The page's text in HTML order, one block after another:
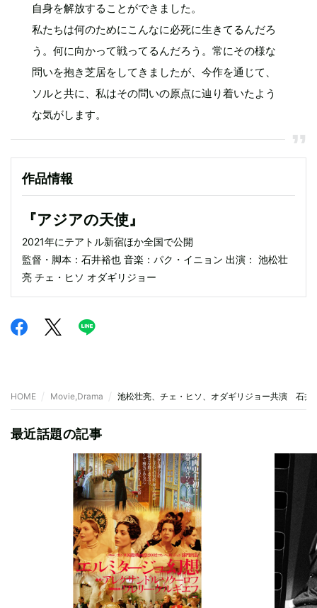
自身を解放することができました。
私たちは何のためにこんなに必死に生きてるんだろ
う。何に向かって戦ってるんだろう。常にその様な
問いを抱き芝居をしてきましたが、今作を通じて、
ソルと共に、私はその問いの原点に辿り着いたよう
な気がします。
作品情報
『アジアの天使』
2021年にテアトル新宿ほか全国で公開
監督・脚本：石井裕也 音楽：パク・イニョン 出演： 池松壮
亮 チェ・ヒソ オダギリジョー
HOME Movie,Drama 池松壮亮、チェ・ヒソ、オダギリジョー共演 石井
最近話題の記事